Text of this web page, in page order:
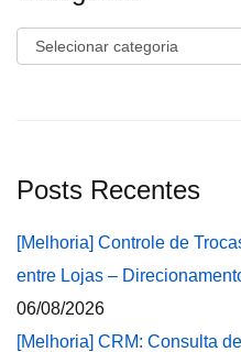
Categorias
Posts Recentes
[Melhoria] Controle de
entre Lojas –
06/08/2026
[Melhoria] CRM: Consulta